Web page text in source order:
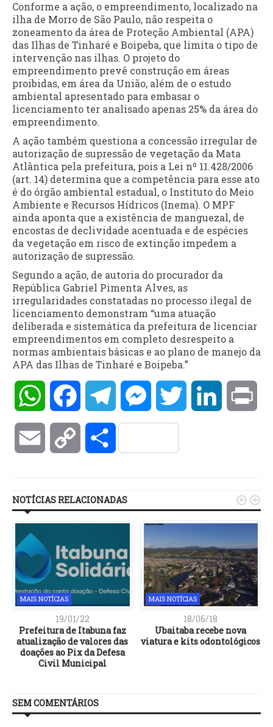
Conforme a ação, o empreendimento, localizado na
ilha de Morro de São Paulo, não respeita o
zoneamento da área de Proteção Ambiental (APA)
das Ilhas de Tinharé e Boipeba, que limita o tipo de
intervenção nas ilhas. O projeto do
empreendimento prevê construção em áreas
proibidas, em área da União, além de o estudo
ambiental apresentado para embasar o
licenciamento ter analisado apenas 25% da área do
empreendimento.
A ação também questiona a concessão irregular de
autorização de supressão de vegetação da Mata
Atlântica pela prefeitura, pois a Lei nº 11.428/2006
(art. 14) determina que a competência para esse ato
é do órgão ambiental estadual, o Instituto do Meio
Ambiente e Recursos Hídricos (Inema). O MPF
ainda aponta que a existência de manguezal, de
encostas de declividade acentuada e de espécies
da vegetação em risco de extinção impedem a
autorização de supressão.
Segundo a ação, de autoria do procurador da
República Gabriel Pimenta Alves, as
irregularidades constatadas no processo ilegal de
licenciamento demonstram “uma atuação
deliberada e sistemática da prefeitura de licenciar
empreendimentos em completo desrespeito a
normas ambientais básicas e ao plano de manejo da
APA das Ilhas de Tinharé e Boipeba.”
WhatsAppFacebookTelegramMessengerTwitter LinkedIn
Email Copy Compartilhar
NOTÍCIAS RELACIONADAS
MAIS NOTÍCIAS
19/01/22
Prefeitura de Itabuna faz
atualização de valores das
doações ao Pix da Defesa
Civil Municipal
MAIS NOTÍCIAS
18/06/18
Ubaitaba recebe nova
viatura e kits odontológicos
 
SEM COMENTÁRIOS